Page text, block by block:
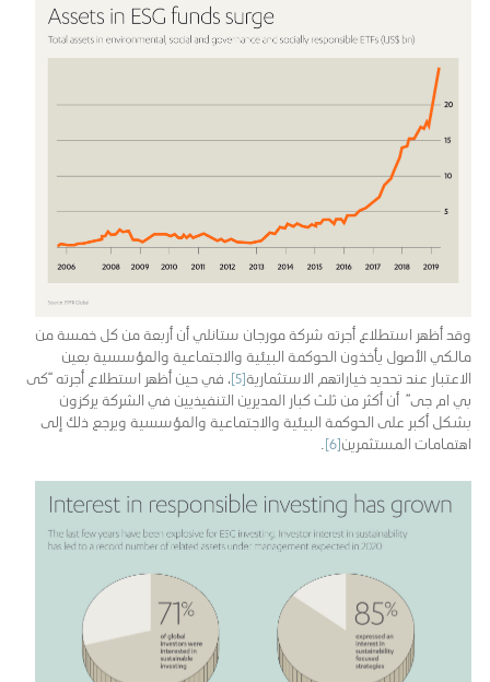
وقد أظهر استطلاع أجرته شركة مورجان ستانلي أن أربعة من كل خمسة من
مالكي الأصول يأخذون الحوكمة البيئية والاجتماعية والمؤسسية بعين
الاعتبار عند تحديد خياراتهم الاستثمارية[5] ، في حين أظهر استطلاع أجرته “كى
بي ام جى” أن أكثر من ثلث كبار المديرين التنفيذيين في الشركة يركزون
بشكل أكبر على الحوكمة البيئية والاجتماعية والمؤسسية ويرجع ذلك إلى
اهتمامات المستثمرين[6]